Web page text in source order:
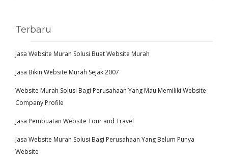
Terbaru
Jasa Website Murah Solusi Buat Website Murah
Jasa Bikin Website Murah Sejak 2007
Website Murah Solusi Bagi Perusahaan Yang Mau Memiliki Website
Company Profile
Jasa Pembuatan Website Tour and Travel
Jasa Website Murah Solusi Bagi Perusahaan Yang Belum Punya
Website